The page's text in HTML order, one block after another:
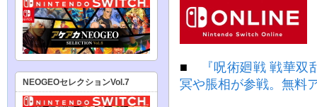
■
『呪術廻戦 戦華
冥や脹相が参戦。無料
NEOGEOセレクションVol.7